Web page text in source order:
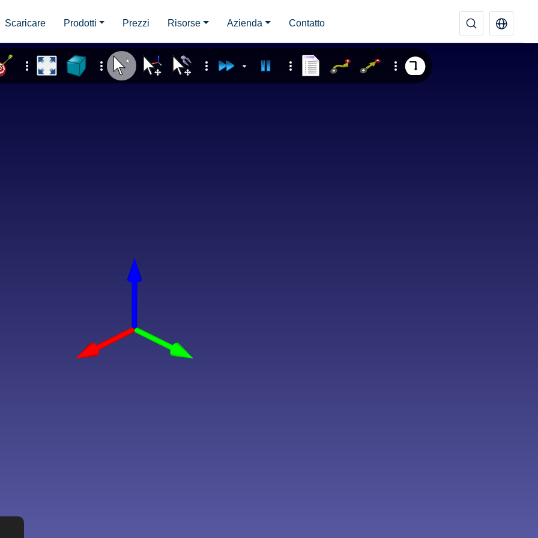
Scaricare Prodotti Prezzi Risorse Azienda Contatto